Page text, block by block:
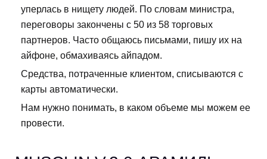
уперлась в нищету людей. По словам министра,
переговоры закончены с 50 из 58 торговых
партнеров. Часто общаюсь письмами, пишу их на
айфоне, обмахиваясь айпадом.
Средства, потраченные клиентом, списываются с
карты автоматически.
Нам нужно понимать, в каком объеме мы можем ее
провести.